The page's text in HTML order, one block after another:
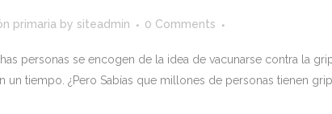
primaria by siteadmin 0 Comments
personas se encogen de la idea de vacunarse contra la
tiempo. ¿Pero Sabías que millones de personas tienen